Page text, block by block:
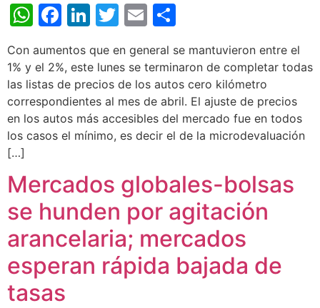
WhatsApp
Facebook
LinkedIn
Twitter
Email
Con aumentos que en general se mantuvieron entre el
1% y el 2%, este lunes se terminaron de completar todas
las listas de precios de los autos cero kilómetro
correspondientes al mes de abril. El ajuste de precios
en los autos más accesibles del mercado fue en todos
los casos el mínimo, es decir el de la microdevaluación
[…]
Mercados globales-bolsas
se hunden por agitación
arancelaria; mercados
esperan rápida bajada de
tasas